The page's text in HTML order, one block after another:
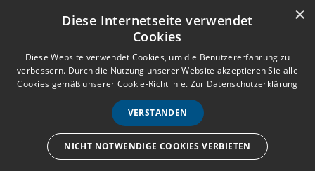
Anmelden Registrieren
e
n
ü
Wir lassen nur die Hand los,
×
Diese Internetseite verwendet
Cookies
Diese Website verwendet Cookies, um die Benutzererfahrung zu
verbessern. Durch die Nutzung unserer Website akzeptieren Sie alle
Cookies gemäß unserer Cookie-Richtlinie. Zur Datenschutzerklärung
VERSTANDEN
NICHT NOTWENDIGE COOKIES VERBIETEN